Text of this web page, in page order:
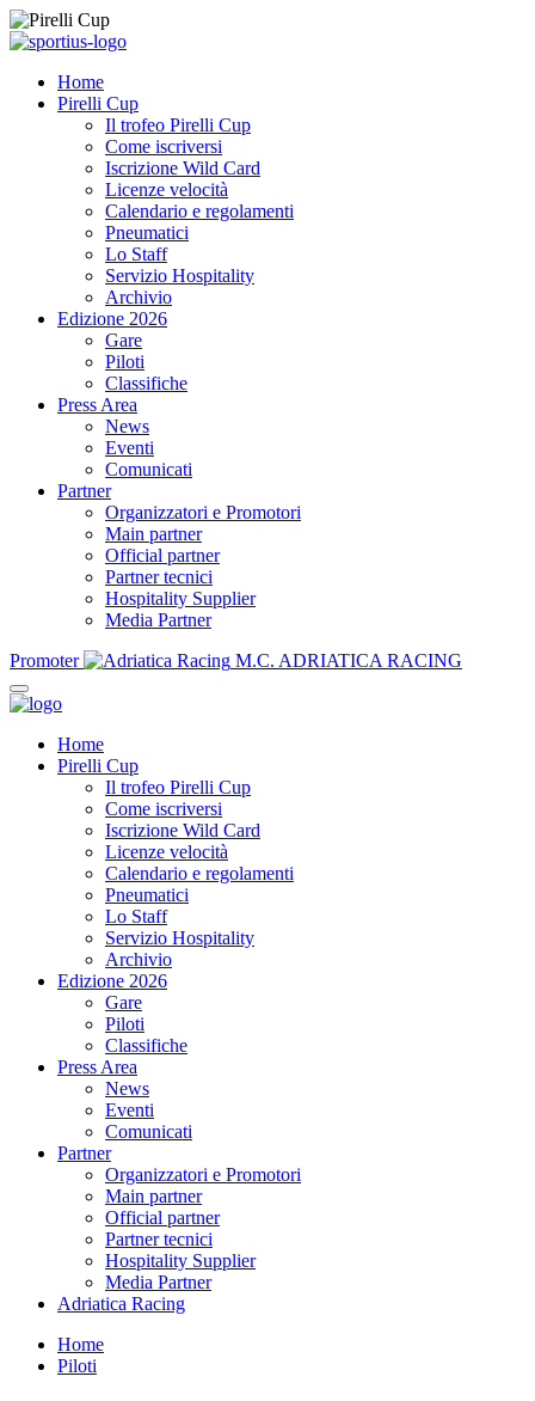
Home
Pirelli Cup
Il trofeo Pirelli Cup
Come iscriversi
Iscrizione Wild Card
Licenze velocità
Calendario e regolamenti
Pneumatici
Lo Staff
Servizio Hospitality
Archivio
Edizione 2026
Gare
Piloti
Classifiche
Press Area
News
Eventi
Comunicati
Partner
Organizzatori e Promotori
Main partner
Official partner
Partner tecnici
Hospitality Supplier
Media Partner
Promoter
M.C. ADRIATICA RACING
Home
Pirelli Cup
Il trofeo Pirelli Cup
Come iscriversi
Iscrizione Wild Card
Licenze velocità
Calendario e regolamenti
Pneumatici
Lo Staff
Servizio Hospitality
Archivio
Edizione 2026
Gare
Piloti
Classifiche
Press Area
News
Eventi
Comunicati
Partner
Organizzatori e Promotori
Main partner
Official partner
Partner tecnici
Hospitality Supplier
Media Partner
Adriatica Racing
Home
Piloti